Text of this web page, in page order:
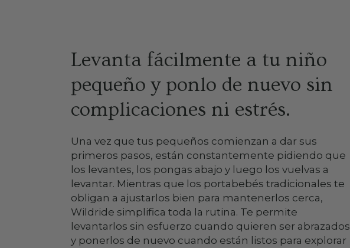
Levanta fácilmente a tu niño
pequeño y ponlo de nuevo sin
complicaciones ni estrés.
Una vez que tus pequeños comienzan a dar sus
primeros pasos, están constantemente pidiendo que
los levantes, los pongas abajo y luego los vuelvas a
levantar. Mientras que los portabebés tradicionales te
obligan a ajustarlos bien para mantenerlos cerca,
Wildride simplifica toda la rutina. Te permite
levantarlos sin esfuerzo cuando quieren ser abrazados
y ponerlos de nuevo cuando están listos para explorar